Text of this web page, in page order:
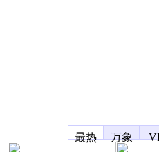
最热
万象